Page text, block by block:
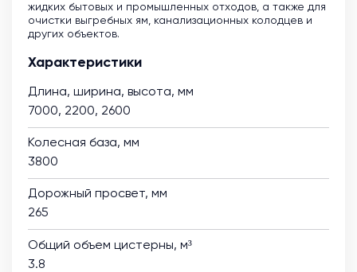
жидких бытовых и промышленных отходов, а также для
очистки выгребных ям, канализационных колодцев и
других объектов.
Характеристики
Длина, ширина, высота, мм
7000, 2200, 2600
Колесная база, мм
3800
Дорожный просвет, мм
265
Общий объем цистерны, м³
3.8